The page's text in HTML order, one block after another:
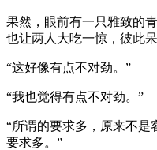
果然，眼前有一只雅致的
也让两人大吃一惊，彼此
“这好像有点不对劲。”
“我也觉得有点不对劲。”
“所谓的要求多，原来不是
要求多。”